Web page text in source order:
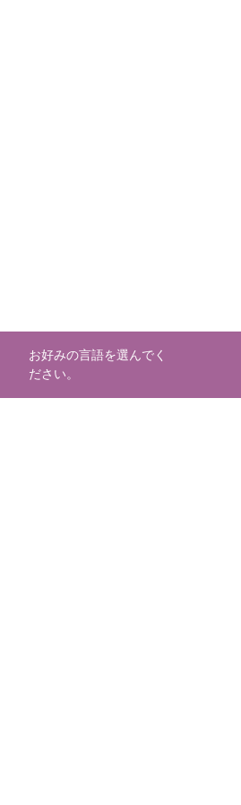
お好みの言語を選んでく
ださい。